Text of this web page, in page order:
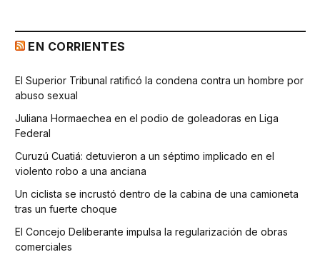
EN CORRIENTES
El Superior Tribunal ratificó la condena contra un hombre por
abuso sexual
Juliana Hormaechea en el podio de goleadoras en Liga
Federal
Curuzú Cuatiá: detuvieron a un séptimo implicado en el
violento robo a una anciana
Un ciclista se incrustó dentro de la cabina de una camioneta
tras un fuerte choque
El Concejo Deliberante impulsa la regularización de obras
comerciales